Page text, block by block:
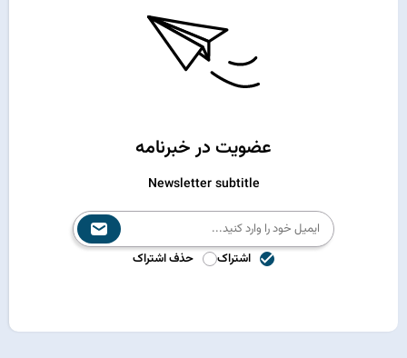
عضویت در خبرنامه
Newsletter subtitle
اشتراک حذف اشتراک